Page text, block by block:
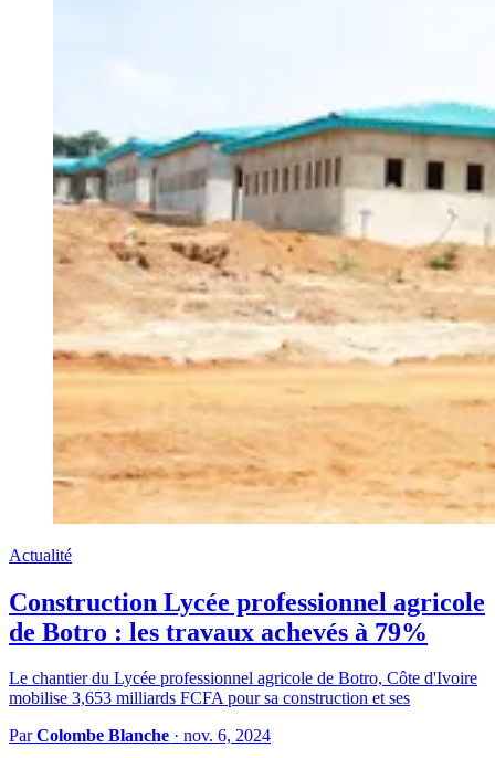
Actualité
Construction Lycée professionnel agricole
de Botro : les travaux achevés à 79%
Le chantier du Lycée professionnel agricole de Botro, Côte d'Ivoire
mobilise 3,653 milliards FCFA pour sa construction et ses
ParColombe Blanche · nov. 6, 2024